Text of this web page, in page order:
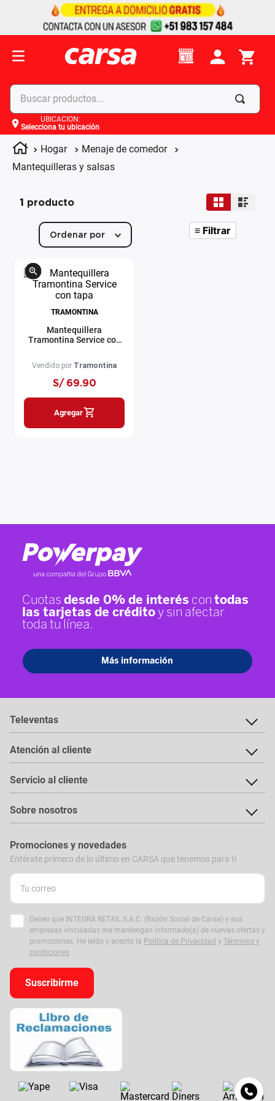
Buscar productos...
UBICACIÓN:
Selecciona tu ubicación
Hogar
Menaje de comedor
Mantequilleras y salsas
1 producto
Ordenar por ≡ Filtrar
TRAMONTINA
Mantequillera
Tramontina Service con
Vendido por Tramontina
S/ 69.90
Agregar
Televentas
Atención al cliente
Servicio al cliente
Sobre nosotros
Promociones y novedades
Entérate primero de lo último en CARSA que tenemos para ti
Deseo que INTEGRA RETAIL S.A.C. (Razón Social de Carsa) y sus
empresas vinculadas me mantengan informado(a) de nuevas ofertas y
promociones. He leído y acepto la Política de Privacidad y Términos y
condiciones
Suscribirme
Términos más buscados
1.
celulares
2.
moto